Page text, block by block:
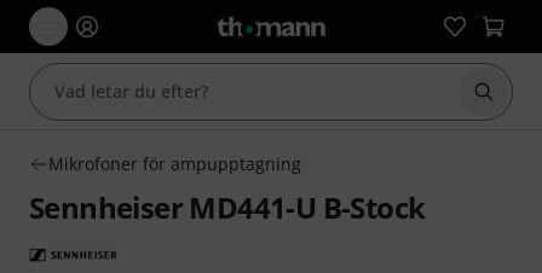
Börja
Mikrofoner för ampupptagning
Sennheiser MD441-U B-Stock